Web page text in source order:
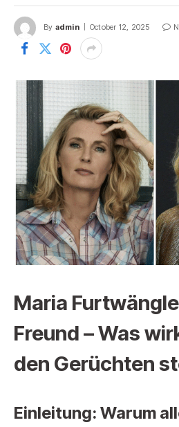
By admin October 12, 2025
Maria
Freund – Was
den Gerüchten
Einleitung: Warum